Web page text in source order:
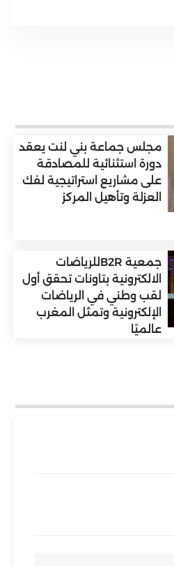
مجلس جماعة بني لنت يعقد
دورة استثنائية للمصادقة
على مشاريع استراتيجية لفك
العزلة وتأهيل المركز
جمعية B2Rللرياضات
الالكترونية بتاونات تحقق أول
لقب وطني في الرياضات
الإلكترونية وتمثل المغرب
عالميًا